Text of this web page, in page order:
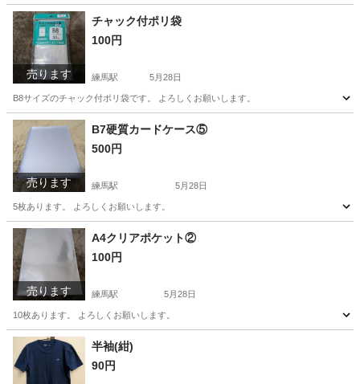
売ります
チャック付ポリ袋
100円
練馬駅 5月28日
B8サイズのチャック付ポリ袋です。 よろしくお願いします。
東京 練馬区 練馬駅 生活雑貨 よろしくお願いします
売ります
B7硬質カードケース⑤
500円
練馬駅 5月28日
5枚あります。 よろしくお願いします。
東京 練馬区 練馬駅 その他 カードケース
売ります
A4クリアポケット②
100円
練馬駅 5月28日
10枚あります。 よろしくお願いします。
東京 練馬区 練馬駅
半袖(紺)
90円